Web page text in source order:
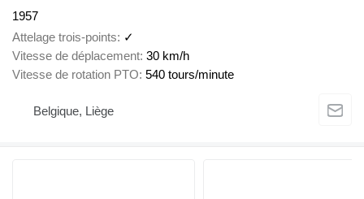
1957
Attelage trois-points
✓
Vitesse de déplacement 30 km/h
Vitesse de rotation PTO 540 tours/minute
Belgique, Liège